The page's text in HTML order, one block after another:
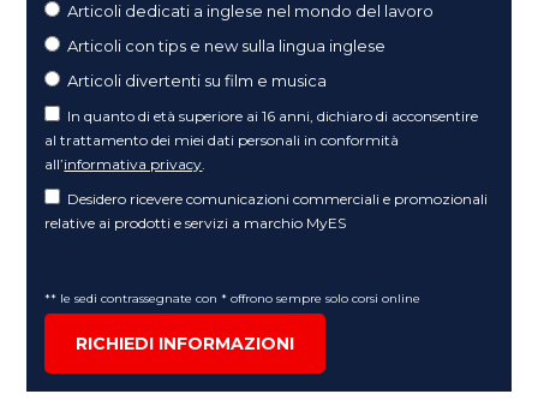
Articoli dedicati a inglese nel mondo del lavoro
Articoli con tips e new sulla lingua inglese
Articoli divertenti su film e musica
In quanto di età superiore ai 16 anni, dichiaro di acconsentire
al trattamento dei miei dati personali in conformità
all’informativa privacy.
Desidero ricevere comunicazioni commerciali e promozionali
relative ai prodotti e servizi a marchio MyES
** le sedi contrassegnate con * offrono sempre solo corsi online
RICHIEDI INFORMAZIONI